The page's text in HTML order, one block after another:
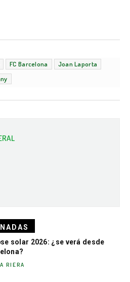
FC Barcelona
Joan Laporta
solar 2026: ¿se verá desde
RIERA